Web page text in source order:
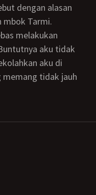
dengan alasan
mbok Tarmi.
melakukan
aku tidak
aku di
memang tidak jauh